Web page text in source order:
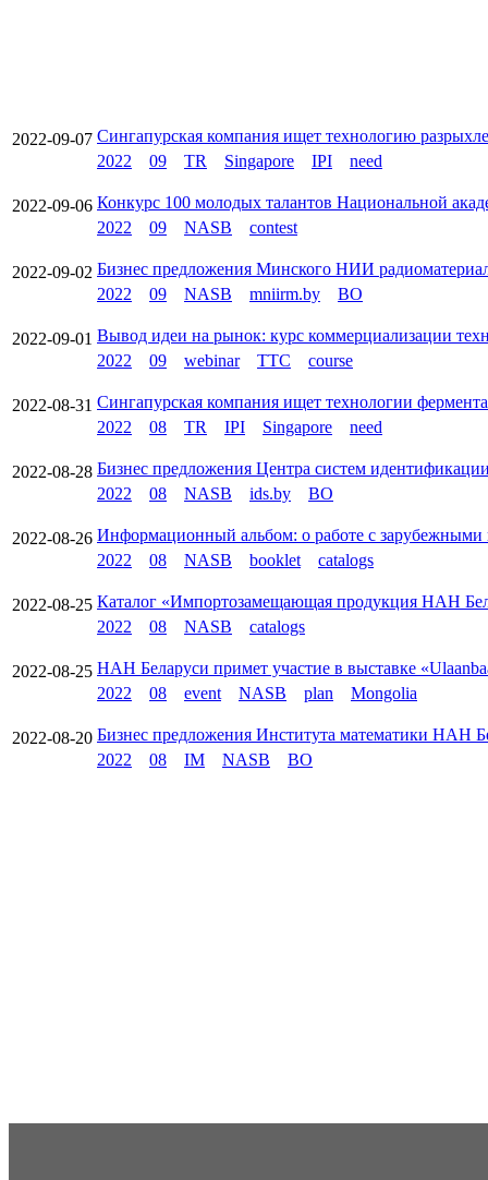
2022-09-07 Сингапурская компания ищет технологию
2022
09 TR Singapore IPI need
2022-09-06 Конкурс 100 молодых талантов Национальной
2022
09 NASB contest
2022-09-02 Бизнес предложения Минского НИИ
2022
09 NASB mniirm.by BO
2022-09-01 Вывод идеи на рынок: курс коммерциализации
2022
09 webinar TTC course
2022-08-31 Сингапурская компания ищет технологии
2022
08 TR IPI Singapore need
2022-08-28 Бизнес предложения Центра систем
2022
08 NASB ids.by BO
2022-08-26 Информационный альбом: о работе с
2022
08 NASB booklet catalogs
2022-08-25 Каталог «Импортозамещающая продукция НАН
2022
08 NASB catalogs
2022-08-25 НАН Беларуси примет участие в выставке
2022
08 event NASB plan Mongolia
2022-08-20 Бизнес предложения Института математики НАН
2022
08 IM NASB BO